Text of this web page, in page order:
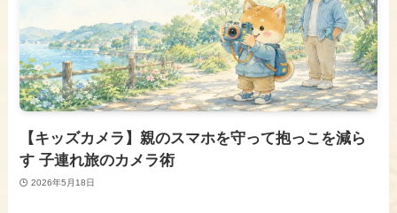
【キッズカメラ】親のスマホを守って抱っこを減ら
す 子連れ旅のカメラ術
2026年5月18日